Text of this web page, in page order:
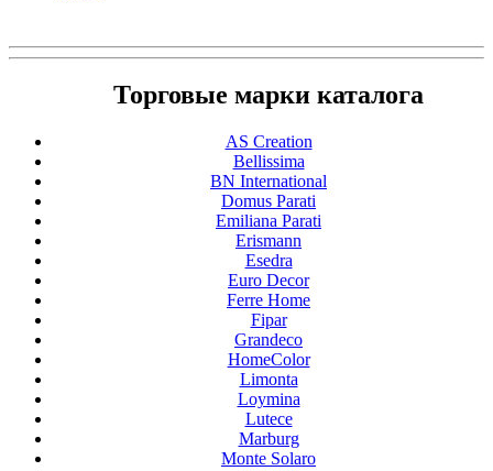
Торговые марки каталога
AS Creation
Bellissima
BN International
Domus Parati
Emiliana Parati
Erismann
Esedra
Euro Decor
Ferre Home
Fipar
Grandeco
HomeColor
Limonta
Loymina
Lutece
Marburg
Monte Solaro